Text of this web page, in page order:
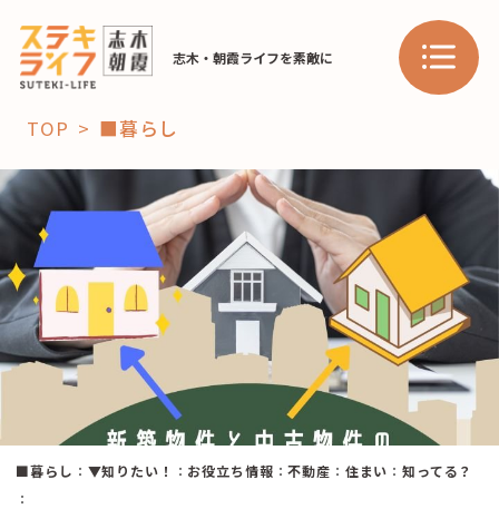
志木・朝霞ライフを素敵に
「コト」
子育て
暮らし
おすすめ
スポット 学び・教育
「場」
HAREL
TOP ■暮らし
■暮らし ： ▼知りたい！ ： お役立ち情報 ：不動産 ： 住まい ：知ってる？
：